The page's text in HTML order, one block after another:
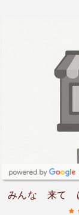
みんな 来て